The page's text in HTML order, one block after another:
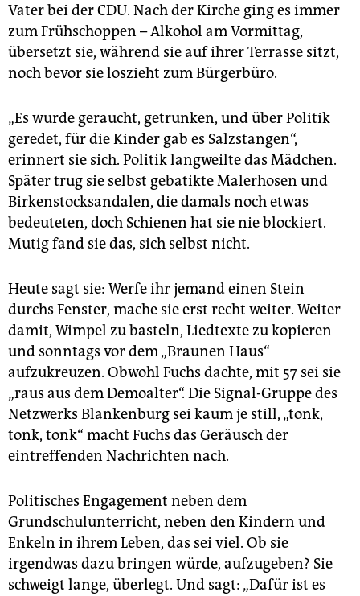
Vater bei der CDU. Nach der Kirche ging es immer
zum Frühschoppen – Alkohol am Vormittag,
übersetzt sie, während sie auf ihrer Terrasse sitzt,
noch bevor sie loszieht zum Bürgerbüro.
„Es wurde geraucht, getrunken, und über Politik
geredet, für die Kinder gab es Salzstangen“,
erinnert sie sich. Politik langweilte das Mädchen.
Später trug sie selbst gebatikte Malerhosen und
Birkenstocksandalen, die damals noch etwas
bedeuteten, doch Schienen hat sie nie blockiert.
Mutig fand sie das, sich selbst nicht.
Heute sagt sie: Werfe ihr jemand einen Stein
durchs Fenster, mache sie erst recht weiter. Weiter
damit, Wimpel zu basteln, Liedtexte zu kopieren
und sonntags vor dem „Braunen Haus“
aufzukreuzen. Obwohl Fuchs dachte, mit 57 sei sie
„raus aus dem Demoalter“. Die Signal-Gruppe des
Netzwerks Blankenburg sei kaum je still, „tonk,
tonk, tonk“ macht Fuchs das Geräusch der
eintreffenden Nachrichten nach.
Politisches Engagement neben dem
Grundschulunterricht, neben den Kindern und
Enkeln in ihrem Leben, das sei viel. Ob sie
irgendwas dazu bringen würde, aufzugeben? Sie
schweigt lange, überlegt. Und sagt: „Dafür ist es